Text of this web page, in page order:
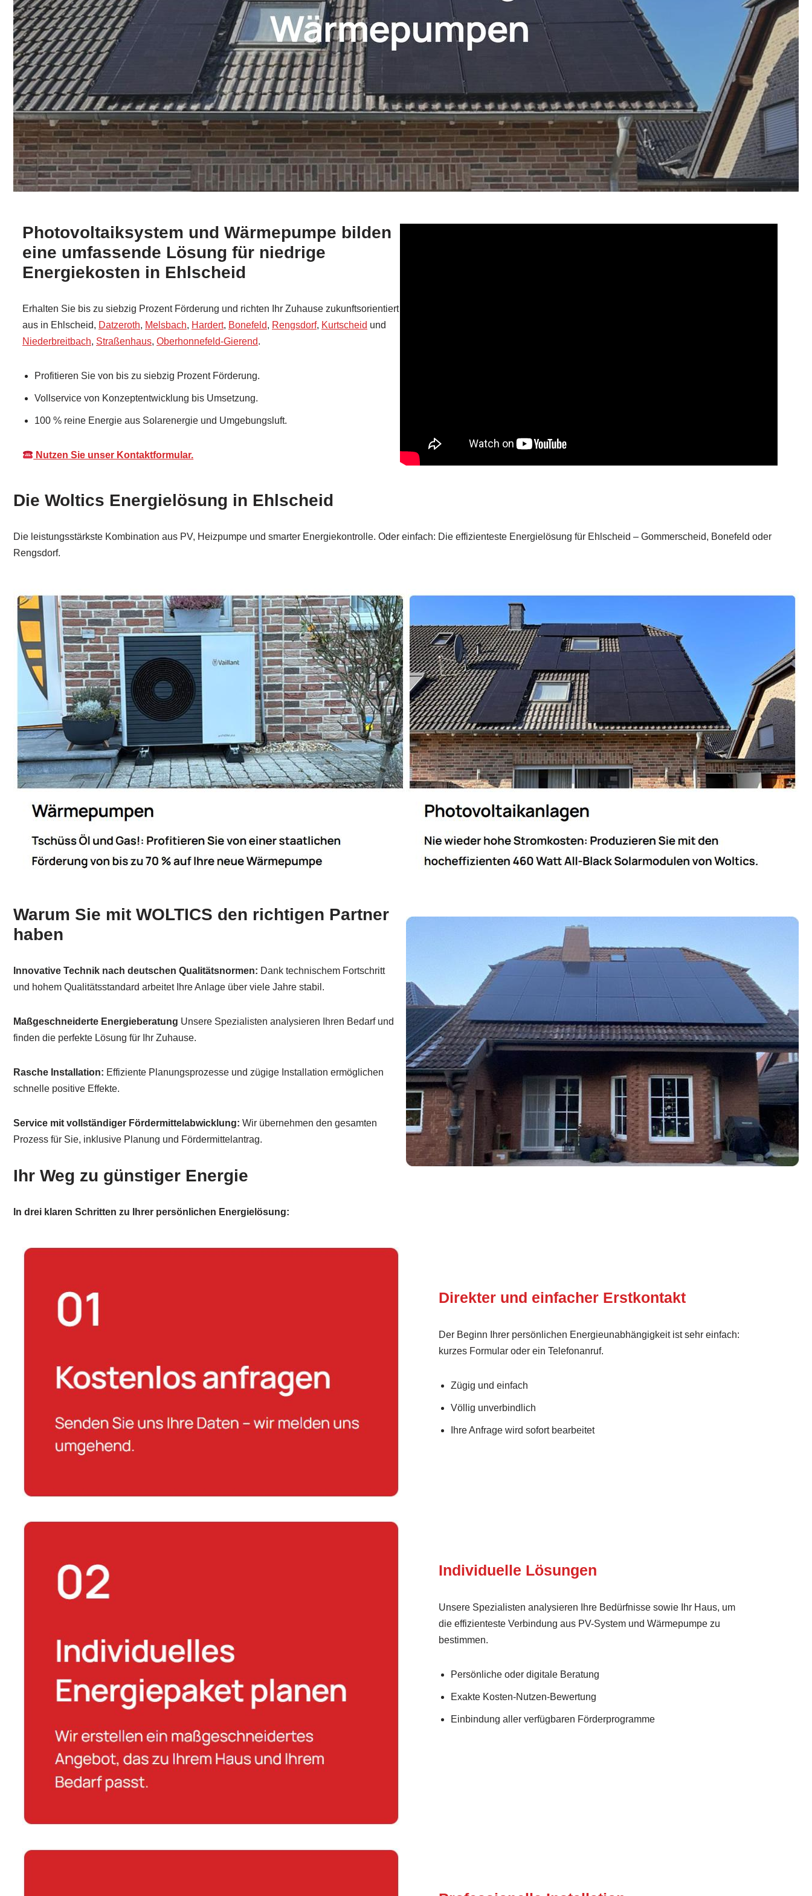
Photovoltaiksystem und Wärmepumpe bilden
eine umfassende Lösung für niedrige
Energiekosten in Ehlscheid
Erhalten Sie bis zu siebzig Prozent Förderung und richten Ihr Zuhause zukunftsorientiert
aus in Ehlscheid, Datzeroth, Melsbach, Hardert, Bonefeld, Rengsdorf, Kurtscheid und
Niederbreitbach, Straßenhaus, Oberhonnefeld-Gierend.
Profitieren Sie von bis zu siebzig Prozent Förderung.
Vollservice von Konzeptentwicklung bis Umsetzung.
100 % reine Energie aus Solarenergie und Umgebungsluft.
Nutzen Sie unser Kontaktformular.
Die Woltics Energielösung in Ehlscheid
Die leistungsstärkste Kombination aus PV, Heizpumpe und smarter Energiekontrolle. Oder einfach: Die effizienteste Energielösung für Ehlscheid – Gommerscheid, Bonefeld oder
Rengsdorf.
Warum Sie mit WOLTICS den richtigen Partner
haben
Innovative Technik nach deutschen Qualitätsnormen: Dank technischem Fortschritt
und hohem Qualitätsstandard arbeitet Ihre Anlage über viele Jahre stabil.
Maßgeschneiderte Energieberatung Unsere Spezialisten analysieren Ihren Bedarf und
finden die perfekte Lösung für Ihr Zuhause.
Rasche Installation: Effiziente Planungsprozesse und zügige Installation ermöglichen
schnelle positive Effekte.
Service mit vollständiger Fördermittelabwicklung: Wir übernehmen den gesamten
Prozess für Sie, inklusive Planung und Fördermittelantrag.
Ihr Weg zu günstiger Energie
In drei klaren Schritten zu Ihrer persönlichen Energielösung:
Direkter und einfacher Erstkontakt
Der Beginn Ihrer persönlichen Energieunabhängigkeit ist sehr einfach:
kurzes Formular oder ein Telefonanruf.
Zügig und einfach
Völlig unverbindlich
Ihre Anfrage wird sofort bearbeitet
Individuelle Lösungen
Unsere Spezialisten analysieren Ihre Bedürfnisse sowie Ihr Haus, um
die effizienteste Verbindung aus PV-System und Wärmepumpe zu
bestimmen.
Persönliche oder digitale Beratung
Exakte Kosten-Nutzen-Bewertung
Einbindung aller verfügbaren Förderprogramme